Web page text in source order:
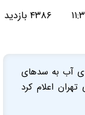
۴۳۸۶ بازدید
آب به سدهای
اعلام کرد